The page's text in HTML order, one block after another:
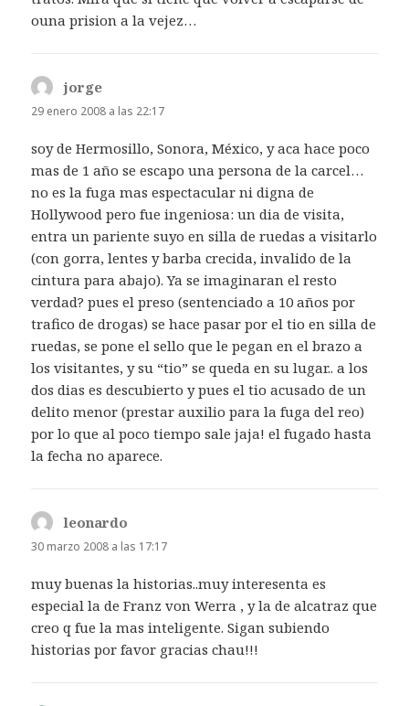
ouna prision a la vejez…
jorge
29 enero 2008 a las 22:17
soy de Hermosillo, Sonora, México, y aca hace poco
mas de 1 año se escapo una persona de la carcel…
no es la fuga mas espectacular ni digna de
Hollywood pero fue ingeniosa: un dia de visita,
entra un pariente suyo en silla de ruedas a visitarlo
(con gorra, lentes y barba crecida, invalido de la
cintura para abajo). Ya se imaginaran el resto
verdad? pues el preso (sentenciado a 10 años por
trafico de drogas) se hace pasar por el tio en silla de
ruedas, se pone el sello que le pegan en el brazo a
los visitantes, y su “tio” se queda en su lugar.. a los
dos dias es descubierto y pues el tio acusado de un
delito menor (prestar auxilio para la fuga del reo)
por lo que al poco tiempo sale jaja! el fugado hasta
la fecha no aparece.
leonardo
30 marzo 2008 a las 17:17
muy buenas la historias..muy interesenta es
especial la de Franz von Werra , y la de alcatraz que
creo q fue la mas inteligente. Sigan subiendo
historias por favor gracias chau!!!